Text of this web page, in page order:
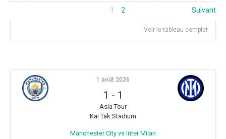
1 2 Suivant
Voir le tableau complet
1 août 2026
1 - 1
Asia Tour
Kai Tak Stadium
Manchester City vs Inter Milan